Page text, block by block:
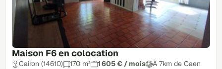
Maison F6 en colocation
Cairon (14610) 170 m² 1 605 € / mois À 7km de Caen